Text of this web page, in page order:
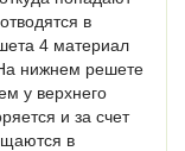
в
4 материал
нижнем решете
у верхнего
и за счет
в